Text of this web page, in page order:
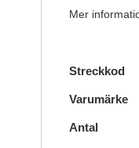
Mer
Mer
Streckkod
Varumärke
Antal